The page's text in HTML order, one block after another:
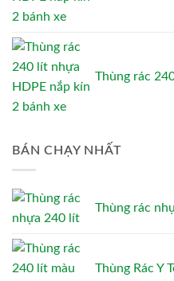
Thùng rác
BÁN CHẠY NHẤT
Thùng rác
Thùng Rác Y